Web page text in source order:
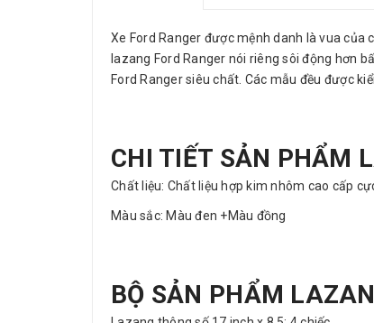
Xe Ford Ranger được mệnh danh là vua
lazang Ford Ranger nói riêng sôi động hơn
Ford Ranger siêu chất. Các mẫu đều được
CHI TIẾT SẢN PHẨM
Chất liệu: Chất liệu hợp kim nhôm cao cấp
Màu sắc: Màu đen +Màu đồng
BỘ SẢN PHẨM